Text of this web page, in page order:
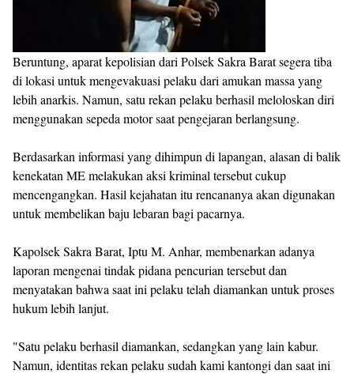
Beruntung, aparat kepolisian dari Polsek Sakra Barat segera tiba
di lokasi untuk mengevakuasi pelaku dari amukan massa yang
lebih anarkis. Namun, satu rekan pelaku berhasil meloloskan diri
menggunakan sepeda motor saat pengejaran berlangsung.
Berdasarkan informasi yang dihimpun di lapangan, alasan di balik
kenekatan ME melakukan aksi kriminal tersebut cukup
mencengangkan. Hasil kejahatan itu rencananya akan digunakan
untuk membelikan baju lebaran bagi pacarnya.
Kapolsek Sakra Barat, Iptu M. Anhar, membenarkan adanya
laporan mengenai tindak pidana pencurian tersebut dan
menyatakan bahwa saat ini pelaku telah diamankan untuk proses
hukum lebih lanjut.
"Satu pelaku berhasil diamankan, sedangkan yang lain kabur.
Namun, identitas rekan pelaku sudah kami kantongi dan saat ini